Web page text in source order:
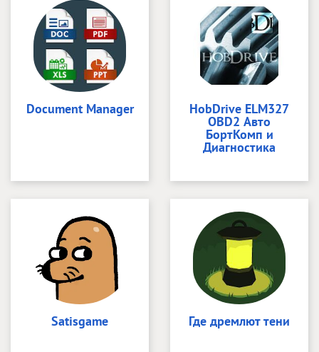
Document Manager HobDrive ELM327
OBD2 Авто
БортКомп и
Диагностика
Satisgame Где дремлют тени